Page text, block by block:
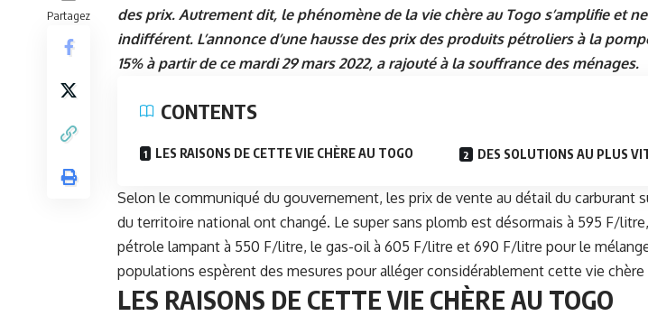
Partagez
des prix. Autrement dit, le phénomène de la vie chère au Togo s’amplifie et
indifférent. L’annonce d’une hausse des prix des produits pétroliers à la
15% à partir de ce mardi 29 mars 2022, a rajouté à la souffrance des ménages.
CONTENTS
LES RAISONS DE CETTE VIE CHÈRE AU TOGO DES SOLUTIONS AU PLUS
Selon le communiqué du gouvernement, les prix de vente au détail du carburant
du territoire national ont changé. Le super sans plomb est désormais à 595 F/
pétrole lampant à 550 F/litre, le gas-oil à 605 F/litre et 690 F/litre pour le
populations espèrent des mesures pour alléger considérablement cette vie chère
LES RAISONS DE CETTE VIE CHÈRE AU TOGO